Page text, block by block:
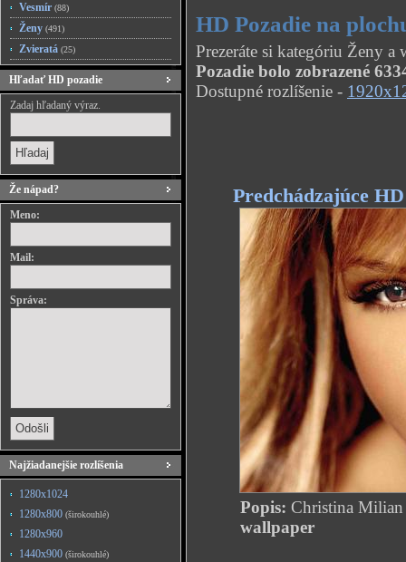
Vesmír (88)
Ženy (491)
Zvieratá (25)
Hľadať HD pozadie
Zadaj hľadaný výraz.
Že nápad?
Meno:
Mail:
Správa:
Najžiadanejšie rozlíšenia
1280x1024
1280x800 (širokouhlé)
1280x960
1440x900 (širokouhlé)
HD Pozadie na
Prezeráte si kategóriu Ženy
Pozadie bolo zobrazené
Dostupné rozlíšenie -
Predchádzajúce
Popis: Christina Milian
wallpaper